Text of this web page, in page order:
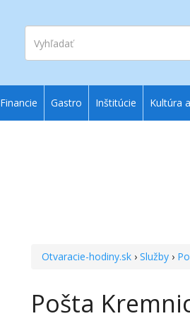
Vyhľadať
Otvaracie-hodiny.sk ›Služby ›
Pošta
Financie Gastro Inštitúcie Kultúra